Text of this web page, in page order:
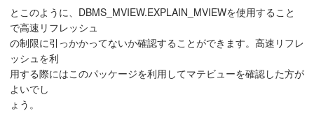
とこのように、DBMS_MVIEW.EXPLAIN_MVIEWを使用すること
で高速リフレッシュ
の制限に引っかかってないか確認することができます。高速リフレ
ッシュを利
用する際にはこのパッケージを利用してマテビューを確認した方が
よいでし
ょう。